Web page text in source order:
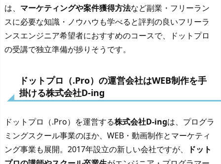
は、 マーケティングや案件獲得方法など副業・フリーラン
スに必要な知識・ノウハウも学べると評判の良いフリーラ
ンスエンジニア希望者におすすめのコースで、ドットプロ
の受講で独立準備が捗りそうです。
ドットプロ（.Pro）の運営会社はWEB制作を手
掛ける株式会社D-ing
ドットプロ（.Pro）を運営する株式会社D-ingは、プログラ
ミングスクール事業のほか、WEB・動画制作とマーケティ
ング事業も展開。2017年設立の新しい会社ですが、
ドット